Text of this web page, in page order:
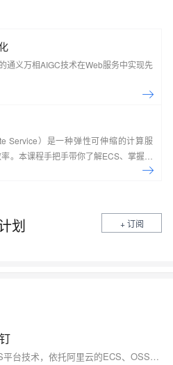
通义万相AIGC技术在Web服务中实现先
Service）是一种弹性可伸缩的计算服
。本课程手把手带你了解ECS、掌握基
理、镜像管理等。了解产品详
划 + 订阅
钉钉作为企业级产品，采用SaaS平台技术，依托阿里云的ECS、OSS等服务，实现快速部署与客户需求的高效适应。其数据存储于阿里云RDS中，确保安全性和可靠性，并通过高强度加密保障信息传输安全。阿里云的安全防护措施为钉钉提供了坚实后盾，使其能专注于优化和创新，提升用户体验。